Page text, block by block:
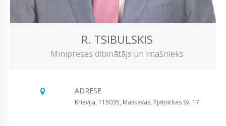
R. TSIBULSKIS
Minipreses dibinātājs un imašnieks
ADRESE
Krievija, 115035, Maskavas, Pjatņickas Sv. 17.